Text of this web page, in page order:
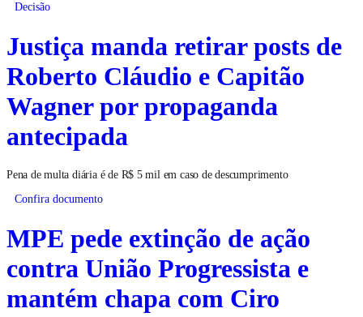
Decisão
Justiça manda retirar posts de
Roberto Cláudio e Capitão
Wagner por propaganda
antecipada
Pena de multa diária é de R$ 5 mil em caso de descumprimento
Confira documento
MPE pede extinção de ação
contra União Progressista e
mantém chapa com Ciro